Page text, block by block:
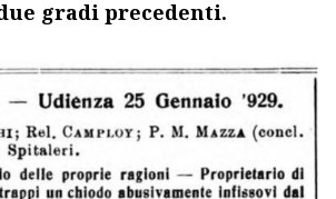
gradi precedenti.